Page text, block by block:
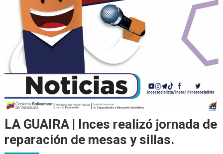
LA GUAIRA | Inces realizó jornada de
reparación de mesas y sillas.